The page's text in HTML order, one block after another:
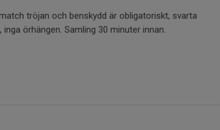
tröjan och benskydd är obligatoriskt, svarta
örhängen. Samling 30 minuter innan.